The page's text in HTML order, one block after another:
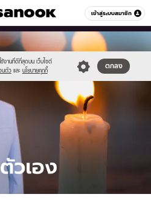
เข้าสู่ระบบสมาชิก
หมวดอื่นๆ
ช้งานที่ดีที่สุดบน เว็บไซต์
นตัว และ นโยบายคุกกี้
ตกลง
sanook_thumbnail_1200x720-